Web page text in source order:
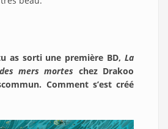
as sorti une première BD, La
mers mortes chez Drakoo
Comment s’est créé